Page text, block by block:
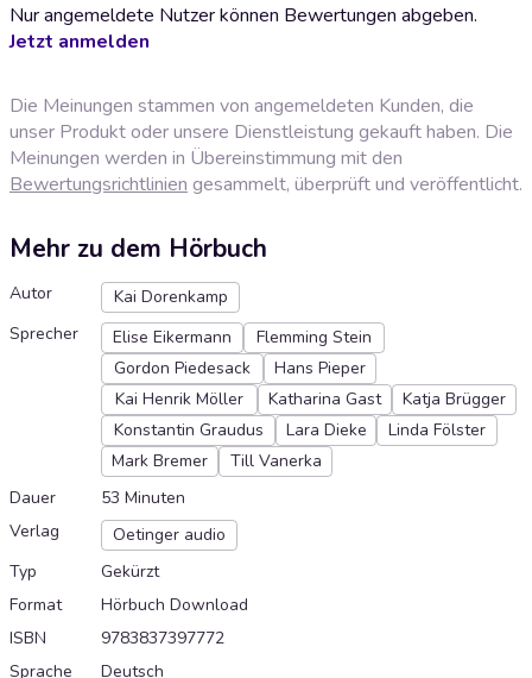
Nur angemeldete Nutzer können Bewertungen abgeben.
Jetzt anmelden
Die Meinungen stammen von angemeldeten Kunden, die
unser Produkt oder unsere Dienstleistung gekauft haben. Die
Meinungen werden in Übereinstimmung mit den
Bewertungsrichtlinien gesammelt, überprüft und veröffentlicht.
Mehr zu dem Hörbuch
Autor
Kai Dorenkamp
Sprecher
Elise Eikermann
Flemming Stein
Gordon Piedesack
Hans Pieper
Kai Henrik Möller
Katharina Gast
Katja Brügger
Konstantin Graudus
Lara Dieke
Linda Fölster
Mark Bremer
Till Vanerka
Dauer
53 Minuten
Verlag
Oetinger audio
Typ
Gekürzt
Format
Hörbuch Download
ISBN
9783837397772
Sprache
Deutsch